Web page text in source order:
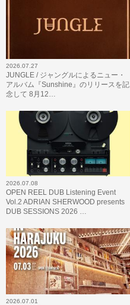
2026.07.27
JUNGLE / ジャングルによるニュー・
アルバム『Sunshine』のリリースを記
念して 8月12…
2026.07.08
OPEN REEL DUB Listening Event
Vol.2 ADRIAN SHERWOOD presents
DUB SESSIONS 2026 …
2026.07.01